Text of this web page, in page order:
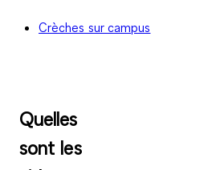
Crèches sur campus
Quelles
sont les